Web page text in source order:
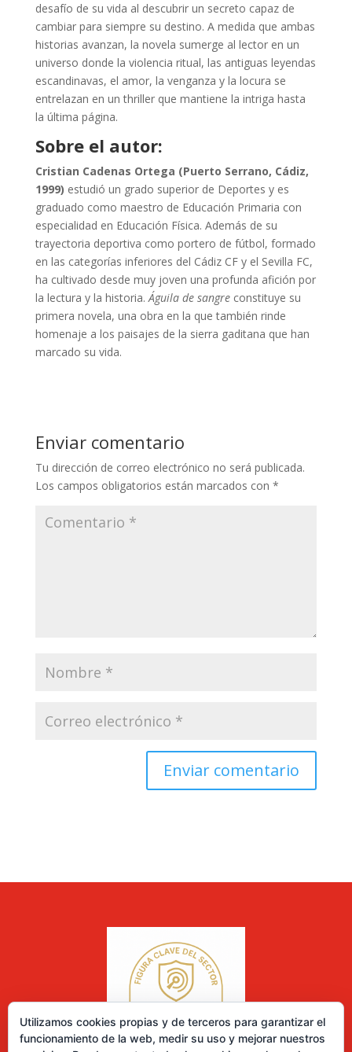
desafío de su vida al descubrir un secreto capaz de
cambiar para siempre su destino. A medida que ambas
historias avanzan, la novela sumerge al lector en un
universo donde la violencia ritual, las antiguas leyendas
escandinavas, el amor, la venganza y la locura se
entrelazan en un thriller que mantiene la intriga hasta
la última página.
Sobre el autor:
Cristian Cadenas Ortega (Puerto Serrano, Cádiz,
1999) estudió un grado superior de Deportes y es
graduado como maestro de Educación Primaria con
especialidad en Educación Física. Además de su
trayectoria deportiva como portero de fútbol, formado
en las categorías inferiores del Cádiz CF y el Sevilla FC,
ha cultivado desde muy joven una profunda afición por
la lectura y la historia.Águila de sangreconstituye su
primera novela, una obra en la que también rinde
homenaje a los paisajes de la sierra gaditana que han
marcado su vida.
Enviar comentario
Tu dirección de correo electrónico no será publicada.
Los campos obligatorios están marcados con *
Utilizamos cookies propias y de terceros para garantizar el
funcionamiento de la web, medir su uso y mejorar nuestros